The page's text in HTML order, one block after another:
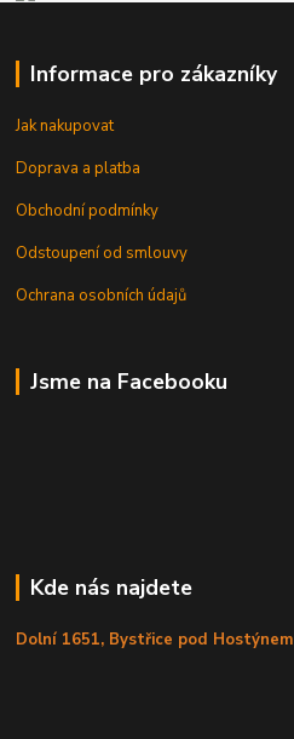
Informace pro zákazníky
Jak nakupovat
Doprava a platba
Obchodní podmínky
Odstoupení od smlouvy
Ochrana osobních údajů
Jsme na Facebooku
Kde nás najdete
Dolní 1651, Bystřice pod Hostýnem